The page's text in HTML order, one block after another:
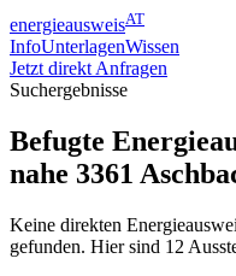
energieausweisAT
InfoUnterlagenWissen
Jetzt direkt Anfragen
Suchergebnisse
Befugte
nahe 3361
Keine direkten
gefunden. Hier sind 12